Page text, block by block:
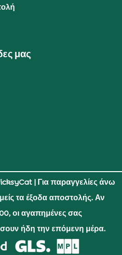
μας
| Για παραγγελίες άνω
τα έξοδα αποστολής. Αν
οι αγαπημένες σας
ήδη την επόμενη μέρα.